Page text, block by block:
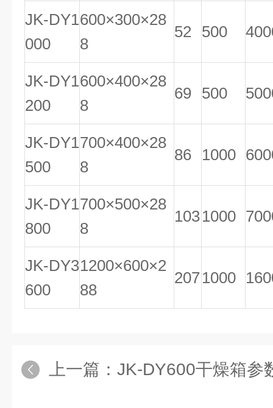
JK-DY1
000
600×300×28
8
52 500
JK-DY1
200
600×400×28
8
69 500
JK-DY1
500
700×400×28
8
86 1000
JK-DY1
800
700×500×28
8
1031000
JK-DY3
600
1200×600×2
88
2071000
上一篇： JK-DY600干燥箱参数,